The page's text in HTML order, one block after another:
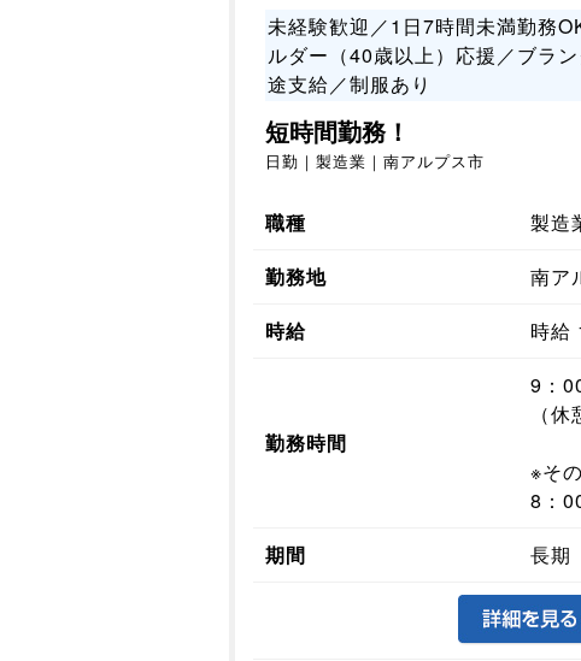
未経験歓迎／1日7時間未満勤務
ルダー（40歳以上）応援／ブラ
途支給／制服あり
短時間勤務！
日勤｜製造業｜南アルプス市
職種
製造
勤務地
南ア
時給
時給
勤務時間
9：
（休
※その
8：
期間
長期